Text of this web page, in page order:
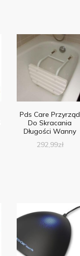
Pds Care Przyrząd
Do Skracania
Długości Wanny
292,99zł